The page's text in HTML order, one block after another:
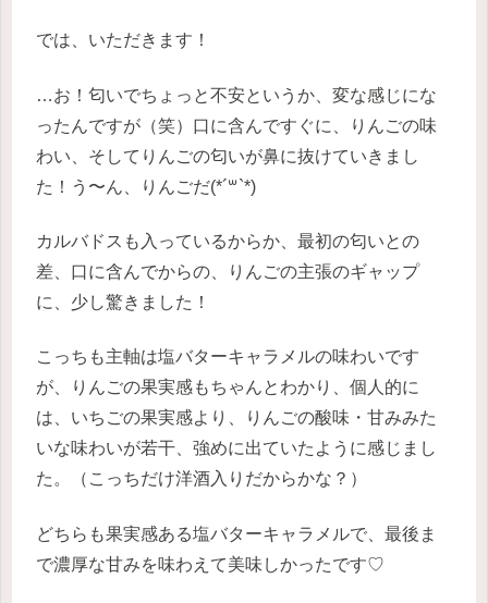
では、いただきます！
…お！匂いでちょっと不安というか、変な感じにな
ったんですが（笑）口に含んですぐに、りんごの味
わい、そしてりんごの匂いが鼻に抜けていきまし
た！う〜ん、りんごだ(*´꒳`*)
カルバドスも入っているからか、最初の匂いとの
差、口に含んでからの、りんごの主張のギャップ
に、少し驚きました！
こっちも主軸は塩バターキャラメルの味わいです
が、りんごの果実感もちゃんとわかり、個人的に
は、いちごの果実感より、りんごの酸味・甘みみた
いな味わいが若干、強めに出ていたように感じまし
た。（こっちだけ洋酒入りだからかな？）
どちらも果実感ある塩バターキャラメルで、最後ま
で濃厚な甘みを味わえて美味しかったです♡